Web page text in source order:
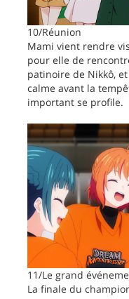
10/Réunion
Mami vient rendre
pour elle de
patinoire de Nikkô,
calme avant la
important se profile.
11/Le grand
La finale du